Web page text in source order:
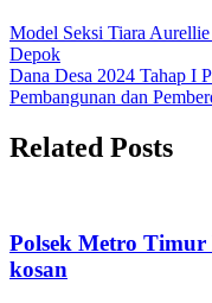
Model Seksi Tiara
Depok
Dana Desa 2024 Tahap I
Pembangunan dan
Related Posts
Polsek Metro Timur
kosan